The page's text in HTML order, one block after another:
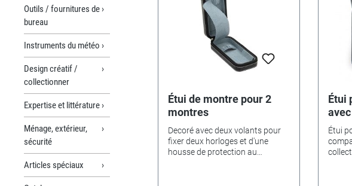
Outils / fournitures de
bureau
Instruments du météo
Design créatif /
collectionner
Expertise et littérature
Ménage, extérieur,
sécurité
Articles spéciaux
Étui de montre pour 2
montres
Decoré avec deux volants pour
fixer deux horloges et d'une
housse de protection au
Étui
Étui